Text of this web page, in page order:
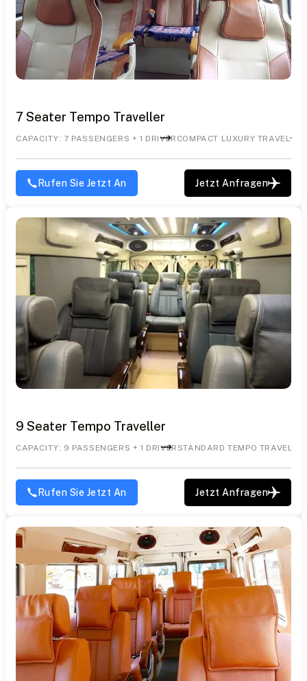
7 Seater Tempo Traveller
CAPACITY: 7 PASSENGERS + 1 DRIVER COMPACT LUXURY TRAVELLER
Rufen Sie Jetzt An Jetzt Anfragen
9 Seater Tempo Traveller
CAPACITY: 9 PASSENGERS + 1 DRIVER STANDARD TEMPO
Rufen Sie Jetzt An Jetzt Anfragen